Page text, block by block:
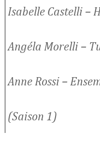
Isabelle Castelli –
Angéla Morelli –
Anne Rossi –
(Saison 1)